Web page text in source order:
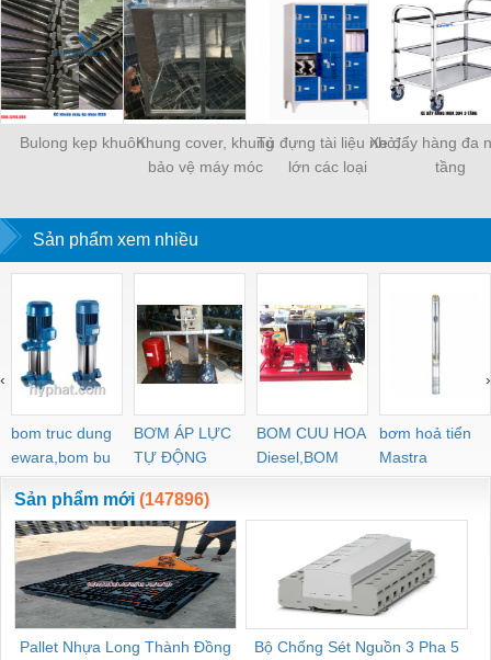
Bulong kẹp khuônKhung cover, khung
bảo vệ máy móc
Tủ đựng tài liệu nhỏ,
lớn các loại
Xe đẩy hàng đa
tầng
Sản phẩm xem nhiều
bom truc dung
ewara,bom bu
ewara
BƠM ÁP LỰC
TỰ ĐỘNG
BOM CUU HOA
Diesel,BOM
CHUA CHAY
bơm hoả tiển
Mastra
‹ ›
Sản phẩm mới (147896)
Pallet Nhựa Long Thành Đồng
Bộ Chống Sét Nguồn 3 Pha 5